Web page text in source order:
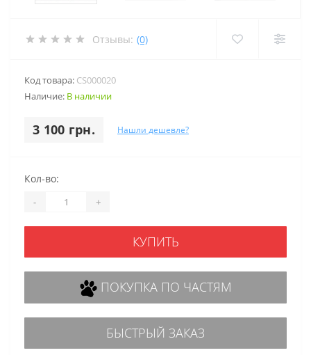
Отзывы: (0)
Код товара: CS000020
Наличие: В наличии
3 100 грн. Нашли дешевле?
Кол-во:
- +
КУПИТЬ
ПОКУПКА ПО ЧАСТЯМ
БЫСТРЫЙ ЗАКАЗ